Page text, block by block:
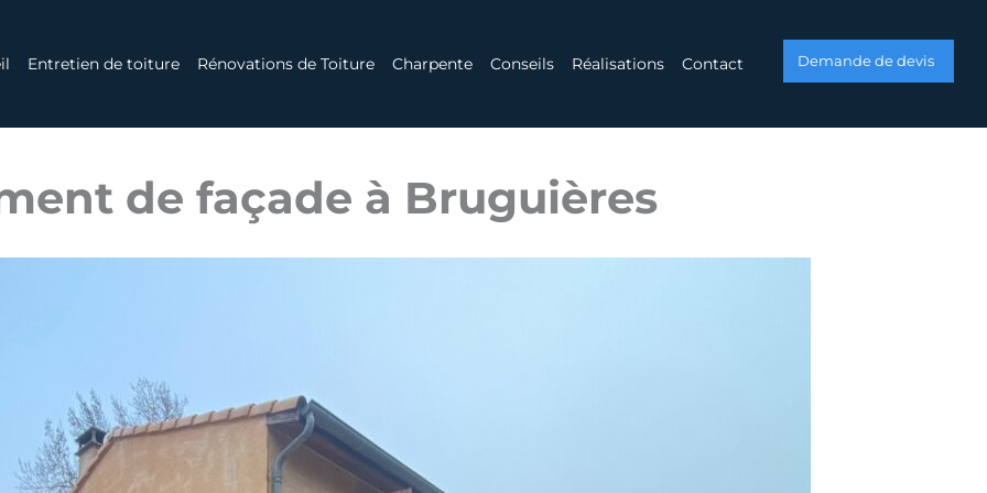
Entretien de toiture Rénovations de Toiture Charpente Conseils Réalisations Contact Demande de devis
de façade à Bruguières